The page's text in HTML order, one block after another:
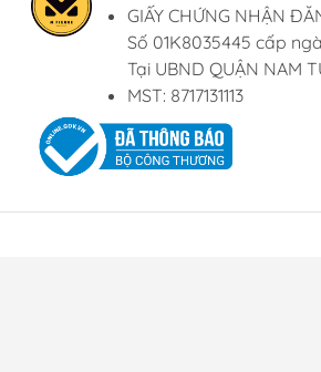
GIẤY CHỨNG NHẬN
Số 01K8035445 cấp
Tại UBND QUẬN NAM
MST: 8717131113